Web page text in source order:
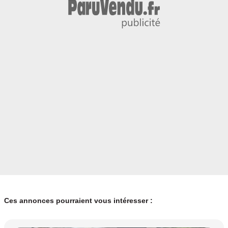
Ces annonces pourraient vous intéresser :